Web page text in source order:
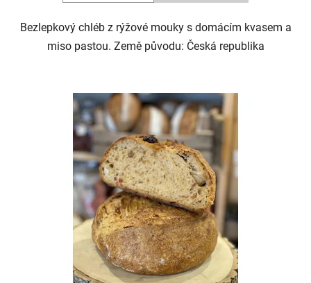
Bezlepkový chléb z rýžové mouky s domácím kvasem a
miso pastou. Země původu: Česká republika